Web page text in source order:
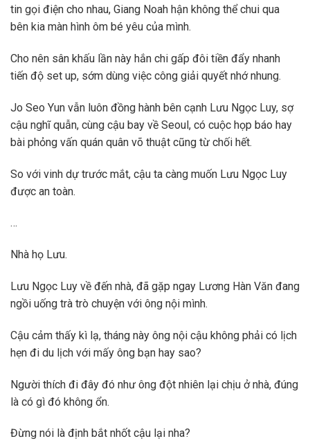
tin gọi điện cho nhau, Giang Noah hận không thể chui qua
bên kia màn hình ôm bé yêu của mình.
Cho nên sân khấu lần này hắn chi gấp đôi tiền đẩy nhanh
tiến độ set up, sớm dùng việc công giải quyết nhớ nhung.
Jo Seo Yun vẫn luôn đồng hành bên cạnh Lưu Ngọc Luy, sợ
cậu nghĩ quẫn, cùng cậu bay về Seoul, có cuộc họp báo hay
bài phỏng vấn quán quân võ thuật cũng từ chối hết.
So với vinh dự trước mắt, cậu ta càng muốn Lưu Ngọc Luy
được an toàn.
…
Nhà họ Lưu.
Lưu Ngọc Luy về đến nhà, đã gặp ngay Lương Hàn Văn đang
ngồi uống trà trò chuyện với ông nội mình.
Cậu cảm thấy kì lạ, tháng này ông nội cậu không phải có lịch
hẹn đi du lịch với mấy ông bạn hay sao?
Người thích đi đây đó như ông đột nhiên lại chịu ở nhà, đúng
là có gì đó không ổn.
Đừng nói là định bắt nhốt cậu lại nha?